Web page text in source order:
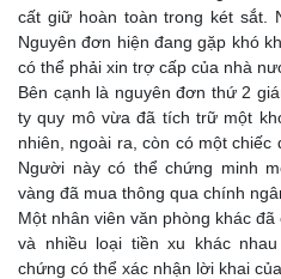
cất giữ hoàn toàn trong két sắt.
Nguyên đơn hiện đang gặp khó
có thể phải xin trợ cấp của nhà
Bên cạnh là nguyên đơn thứ 2
ty quy mô vừa đã tích trữ một
nhiên, ngoài ra, còn có một chiếc
Người này có thể chứng minh
vàng đã mua thông qua chính
Một nhân viên văn phòng khác
và nhiều loại tiền xu khác
chứng có thể xác nhận lời khai